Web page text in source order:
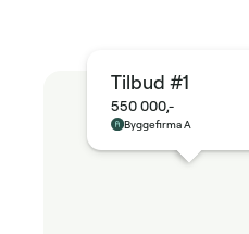
Tilbud #1
550 000,-
Byggefirma A